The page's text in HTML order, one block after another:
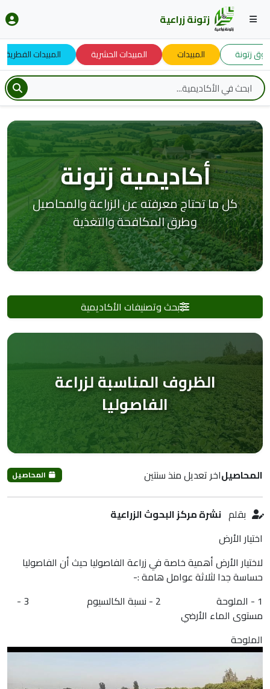
زتونة زراعية
زتونة المبيدات المبيدات الحشرية المبيدات الفطرية
أكاديمية زتونة
كل ما تحتاج معرفته عن الزراعة والمحاصيل
وطرق المكافحة والتغذية
بحث وتصنيفات الأكاديمية
الظروف المناسبة لزراعة
الفاصوليا
المحاصيلاخر تعديل منذ سنتين المحاصيل
بقلم نشرة مركز البحوث الزراعية
اختيار الأرض
لاختيار الأرض أهمية خاصة في زراعة الفاصوليا حيث أن الفاصوليا
حساسة جدا لثلاثة عوامل هامة :-
1 - الملوحة 2 - نسبة الكالسيوم 3 -
مستوى الماء الأرضي
الملوحة